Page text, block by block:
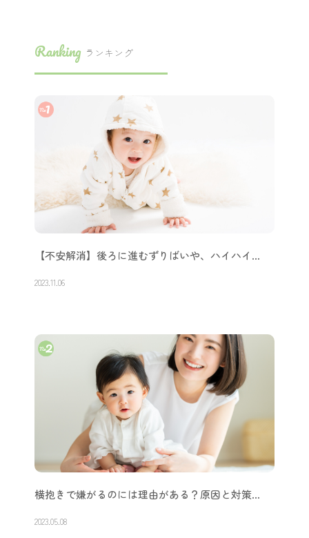
Ranking ランキング
【不安解消】後ろに進むずりばいや、ハイハイ…
2023.11.06
横抱きで嫌がるのには理由がある？原因と対策…
2023.05.08